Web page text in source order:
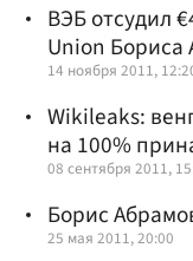
ВЭБ отсудил
Union Бориса
14 ноября 2011,
Wikileaks:
на 100%
08 сентября 2011,
Борис
25 мая 2011, 20:00